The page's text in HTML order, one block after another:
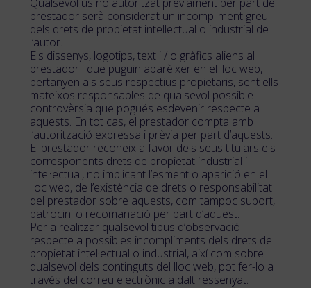
prestador serà considerat un incompliment greu
dels drets de propietat intel·lectual o industrial de
l’autor.
Els dissenys, logotips, text i / o gràfics aliens al
prestador i que puguin aparèixer en el lloc web,
pertanyen als seus respectius propietaris, sent ells
mateixos responsables de qualsevol possible
controvèrsia que pogués esdevenir respecte a
aquests. En tot cas, el prestador compta amb
l’autorització expressa i prèvia per part d’aquests.
El prestador reconeix a favor dels seus titulars els
corresponents drets de propietat industrial i
intel·lectual, no implicant l’esment o aparició en el
lloc web, de l’existència de drets o responsabilitat
del prestador sobre aquests, com tampoc suport,
patrocini o recomanació per part d’aquest.
Per a realitzar qualsevol tipus d’observació
respecte a possibles incompliments dels drets de
propietat intel·lectual o industrial, així com sobre
qualsevol dels continguts del lloc web, pot fer-lo a
través del correu electrònic a dalt ressenyat.